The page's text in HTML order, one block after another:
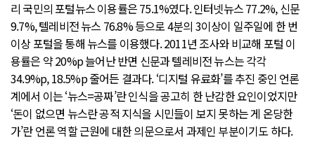
리 국민의 포털뉴스 이용률은 75.1%였다. 인터넷뉴스 77.2%, 신문
9.7%, 텔레비전 뉴스 76.8% 등으로 4분의 3이상이 일주일에 한 번
이상 포털을 통해 뉴스를 이용했다. 2011년 조사와 비교해 포털 이
용률은 약 20%p 늘어난 반면 신문과 텔레비전 뉴스는 각각
34.9%p, 18.5%p 줄어든 결과다. ‘디지털 유료화’를 추진 중인 언론
계에서 이는 ‘뉴스=공짜’란 인식을 공고히 한 난감한 요인이었지만
‘돈이 없으면 뉴스란 공적 지식을 시민들이 보지 못하는 게 온당한
가’란 언론 역할 근원에 대한 의문으로서 과제인 부분이기도 하다.